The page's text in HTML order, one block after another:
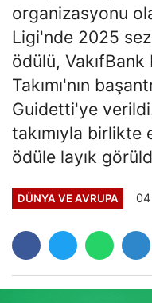
organizasyonu
Ligi'nde 2025
ödülü, VakıfBank
Takımı'nın
Guidetti'ye verildi.
takımıyla birlikte
ödüle layık
DÜNYA VE AVRUPA 04